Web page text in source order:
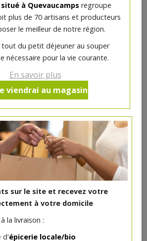
à Quevaucamps regroupe
plus de 70 artisans et producteurs
le meilleur de notre région.
tout du petit déjeuner au souper
nécessaire pour la vie courante.
En savoir plus
viendrai au magasin
sur le site et recevez votre
à votre domicile
la livraison :
d'épicerie locale/bio
grillées salées bio
1 pc
3.56
le
CATÉGORIE ...